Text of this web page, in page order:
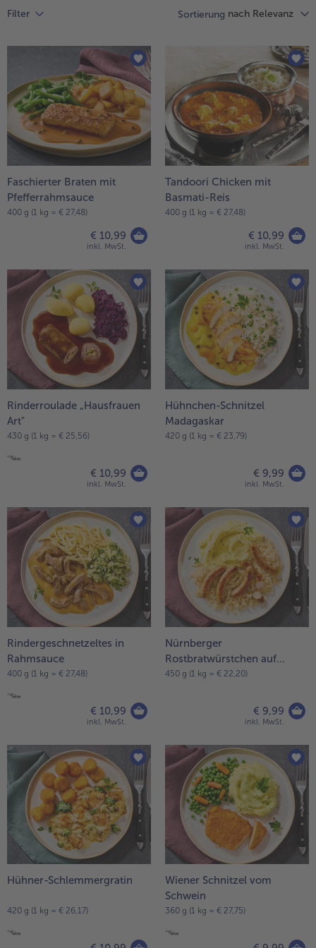
alle Hausmannskost & Suppen
Brot & Gebäck
alle Brot & Gebäck
Süße Vielfalt
alle Süße Vielfalt
Confiserie & Feinkost
alle Confiserie & Feinkost
Wein & Spirituosen
alle Wein & Spirituosen
Küchenhelfer
alle Küchenhelfer
Filter Sortierung nach Relevanz
Faschierter Braten mit
Pfefferrahmsauce
400 g (1 kg = € 27,48)
€ 10,99
inkl. MwSt.
Tandoori Chicken mit
Basmati-Reis
400 g (1 kg = € 27,48)
€ 10,99
inkl. MwSt.
Rinderroulade „Hausfrauen
Art"
430 g (1 kg = € 25,56)
€ 10,99
inkl. MwSt.
Hühnchen-Schnitzel
Madagaskar
420 g (1 kg = € 23,79)
€ 9,99
inkl. MwSt.
Rindergeschnetzeltes in
Rahmsauce
400 g (1 kg = € 27,48)
€ 10,99
inkl. MwSt.
Nürnberger
Rostbratwürstchen auf
Weinsauerkraut
450 g (1 kg = € 22,20)
€ 9,99
inkl. MwSt.
Hühner-Schlemmergratin
420 g (1 kg = € 26,17)
Wiener Schnitzel vom
Schwein
360 g (1 kg = € 27,75)